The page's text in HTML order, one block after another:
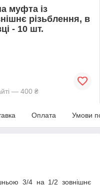
муфта із
різьблення, в
- 10 шт.
— 400 ₴
Оплата Умови
3/4 на 1/2 зовнішнє